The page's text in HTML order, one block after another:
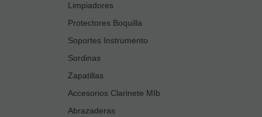
Limpiadores
Protectores Boquilla
Soportes Instrumento
Sordinas
Zapatillas
Accesorios Clarinete MIb
Abrazaderas